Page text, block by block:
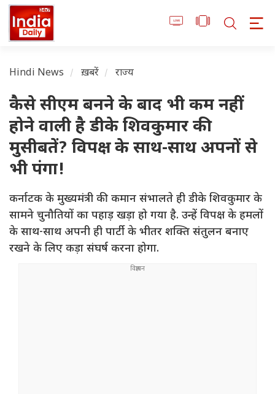
Hindi News ख़बरें राज्य
कैसे सीएम बनने के बाद भी कम नहीं
होने वाली है डीके शिवकुमार की
मुसीबतें? विपक्ष के साथ-साथ अपनों से
भी पंगा!
कर्नाटक के मुख्यमंत्री की कमान संभालते ही डीके शिवकुमार के
सामने चुनौतियों का पहाड़ खड़ा हो गया है. उन्हें विपक्ष के हमलों
के साथ-साथ अपनी ही पार्टी के भीतर शक्ति संतुलन बनाए
रखने के लिए कड़ा संघर्ष करना होगा.